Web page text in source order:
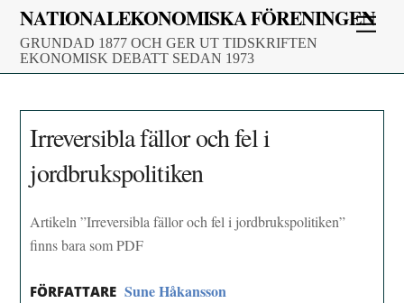
Skip
content
NATIONALEKONOMISKA FÖRENINGEN
GRUNDAD 1877 OCH GER UT TIDSKRIFTEN
EKONOMISK DEBATT SEDAN 1973
Irreversibla fällor och fel i
jordbrukspolitiken
Artikeln ”Irreversibla fällor och fel i jordbrukspolitiken”
finns bara som PDF
FÖRFATTARE Sune Håkansson